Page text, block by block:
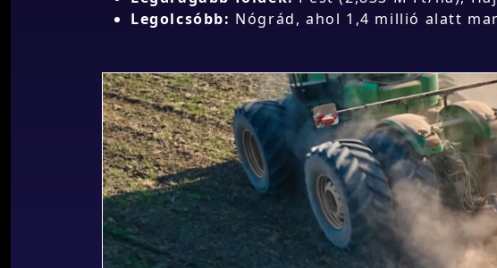
Legolcsóbb: Nógrád, ahol 1,4 millió alatt